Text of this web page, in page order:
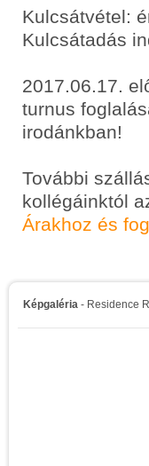
Kulcsátvétel:
Kulcsátadás
2017.06.17.
turnus
irodánkban!
További
kollégáinktól
Árakhoz és
Képgaléria - Residence